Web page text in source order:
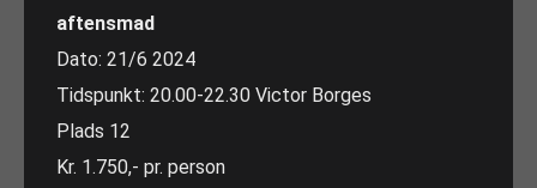
aftensmad
Dato: 21/6 2024
Tidspunkt: 20.00-22.30 Victor Borges
Plads 12
Kr. 1.750,- pr. person